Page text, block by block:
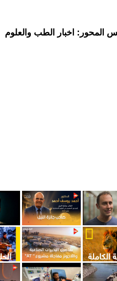
المحور: اخبار الطب والعلوم